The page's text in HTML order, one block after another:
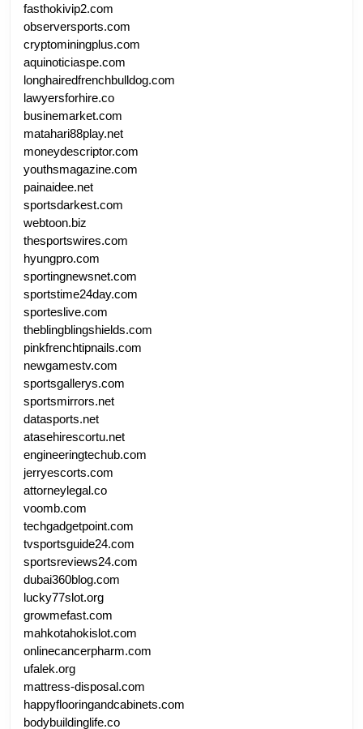
fasthokivip2.com
observersports.com
cryptominingplus.com
aquinoticiaspe.com
longhairedfrenchbulldog.com
lawyersforhire.co
businemarket.com
matahari88play.net
moneydescriptor.com
youthsmagazine.com
painaidee.net
sportsdarkest.com
webtoon.biz
thesportswires.com
hyungpro.com
sportingnewsnet.com
sportstime24day.com
sporteslive.com
theblingblingshields.com
pinkfrenchtipnails.com
newgamestv.com
sportsgallerys.com
sportsmirrors.net
datasports.net
atasehirescortu.net
engineeringtechub.com
jerryescorts.com
attorneylegal.co
voomb.com
techgadgetpoint.com
tvsportsguide24.com
sportsreviews24.com
dubai360blog.com
lucky77slot.org
growmefast.com
mahkotahokislot.com
onlinecancerpharm.com
ufalek.org
mattress-disposal.com
happyflooringandcabinets.com
bodybuildinglife.co